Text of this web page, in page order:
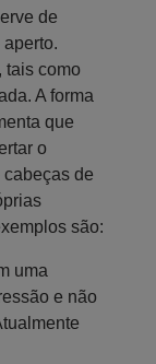
de
tais como
A forma
que
o
de
são:
uma
e não